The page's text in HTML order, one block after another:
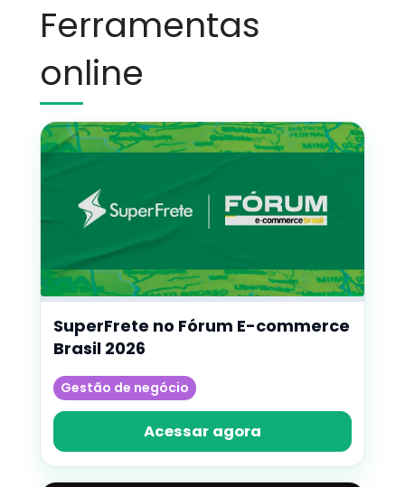
Ferramentas
online
SuperFrete no Fórum E-commerce
Brasil 2026
Gestão de negócio
Acessar agora